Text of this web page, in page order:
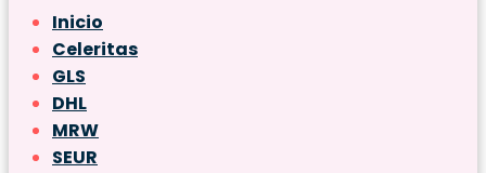
Inicio
Celeritas
GLS
DHL
MRW
SEUR